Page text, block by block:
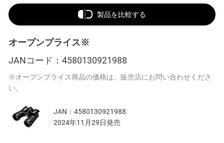
製品を比較する
オープンプライス※
JANコード： 4580130921988
※オープンプライス商品の価格は、販売店にお問い合わせくださ
い。
JAN： 4580130921988
2024年11月29日発売